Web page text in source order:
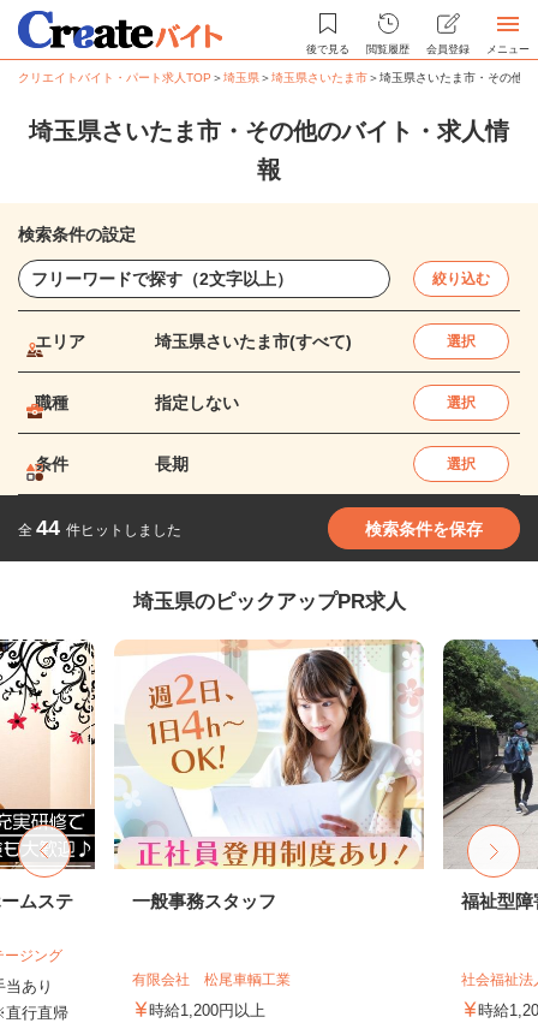
後で見る 閲覧履歴 会員登録 メニュー
クリエイトバイト・パート求人TOP ＞埼玉県＞埼玉県さいたま市＞埼玉県さいたま市・その他
埼玉県さいたま市・その他のバイト・求人情
報
検索条件の設定
絞り込む
エリア 埼玉県さいたま市(すべて) 選択
職種 指定しない 選択
条件 長期 選択
全 44 件ヒットしました 検索条件を保存
埼玉県のピックアップPR求人
ムステ
ージング
あり
行直帰
一般事務スタッフ
有限会社 松尾車輌工業
時給1,200円以上
福祉型障
社会福祉法
時給